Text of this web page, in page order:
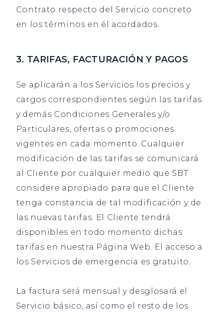
Contrato respecto del Servicio concreto
en los términos en él acordados.
3. TARIFAS, FACTURACIÓN Y PAGOS
Se aplicarán a los Servicios los precios y
cargos correspondientes según las tarifas
y demás Condiciones Generales y/o
Particulares, ofertas o promociones
vigentes en cada momento. Cualquier
modificación de las tarifas se comunicará
al Cliente por cualquier medio que SBT
considere apropiado para que el Cliente
tenga constancia de tal modificación y de
las nuevas tarifas. El Cliente tendrá
disponibles en todo momento dichas
tarifas en nuestra Página Web. El acceso a
los Servicios de emergencia es gratuito.
La factura será mensual y desglosará el
Servicio básico, así como el resto de los